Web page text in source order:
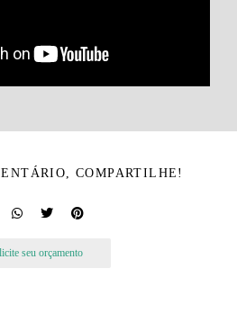
COMPARTILHE!
seu orçamento